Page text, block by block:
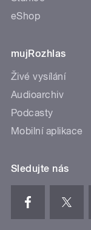
eShop
mujRozhlas
Živé vysílání
Audioarchiv
Podcasty
Mobilní aplikace
Sledujte nás